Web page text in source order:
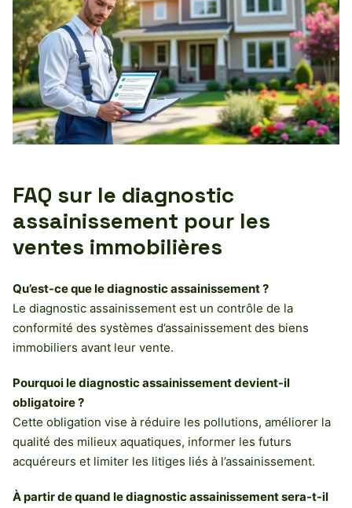
FAQ sur le diagnostic
assainissement pour les
ventes immobilières
Qu’est-ce que le diagnostic assainissement ?
Le diagnostic assainissement est un contrôle de la
conformité des systèmes d’assainissement des biens
immobiliers avant leur vente.
Pourquoi le diagnostic assainissement devient-il
obligatoire ?
Cette obligation vise à réduire les pollutions, améliorer la
qualité des milieux aquatiques, informer les futurs
acquéreurs et limiter les litiges liés à l’assainissement.
À partir de quand le diagnostic assainissement sera-t-il